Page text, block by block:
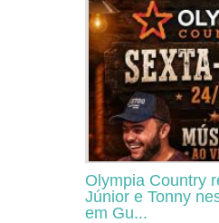
Olympia Country
Júnior e Tonny
em Gu...